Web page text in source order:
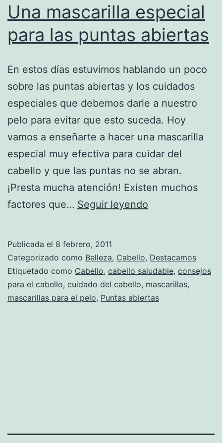
Una mascarilla especial
para las puntas abiertas
En estos días estuvimos hablando un poco
sobre las puntas abiertas y los cuidados
especiales que debemos darle a nuestro
pelo para evitar que esto suceda. Hoy
vamos a enseñarte a hacer una mascarilla
especial muy efectiva para cuidar del
cabello y que las puntas no se abran.
¡Presta mucha atención! Existen muchos
factores que… Seguir leyendo
para
las
puntas
abiertas
Publicada el 8 febrero, 2011
Categorizado como Belleza, Cabello, Destacamos
Etiquetado como Cabello, cabello saludable, consejos
para el cabello, cuidado del cabello, mascarillas,
mascarillas para el pelo, Puntas abiertas